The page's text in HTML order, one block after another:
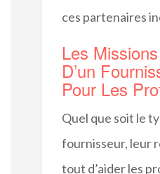
ces partenaires
Les
D’un
Pour Les
Quel que soit le
fournisseur, leur
tout d’aider les